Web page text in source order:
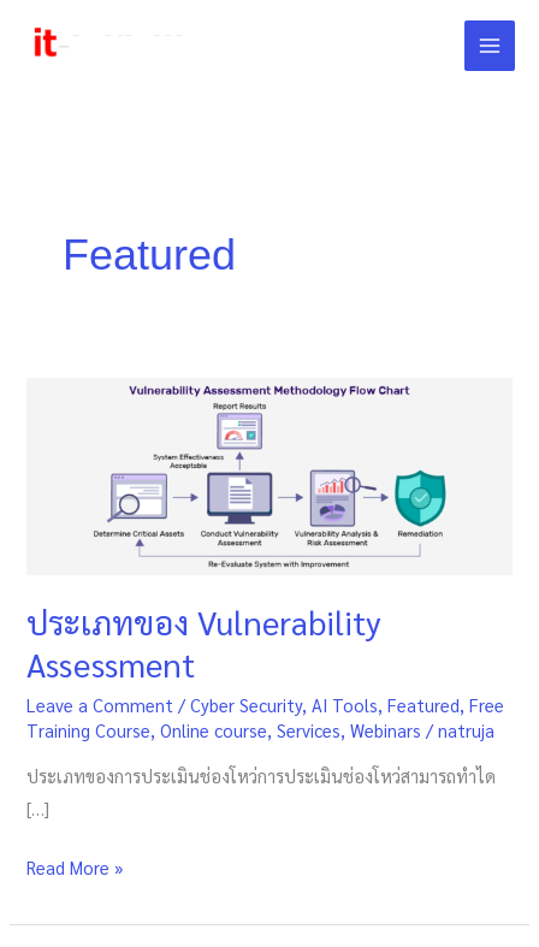
Featured
ประเภทของ Vulnerability
Assessment
Leave a Comment /Cyber Security,AI Tools,Featured,Free
Training Course,Online course,Services,Webinars /natruja
ประเภทของการประเมินช่องโหว่การประเมินช่องโหว่สามารถทำได
[…]
Assessment
Read More »